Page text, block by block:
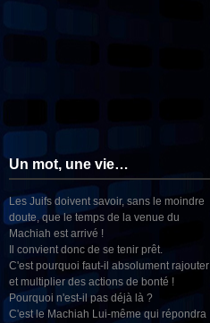
Un mot, une vie…
Les Juifs doivent savoir, sans le moindre
doute, que le temps de la venue du
Machiah est arrivé !
Il convient donc de se tenir prêt.
C'est pourquoi faut-il absolument rajouter
et multiplier des actions de bonté !
Pourquoi n'est-il pas déjà là ?
C'est le Machiah Lui-même qui répondra